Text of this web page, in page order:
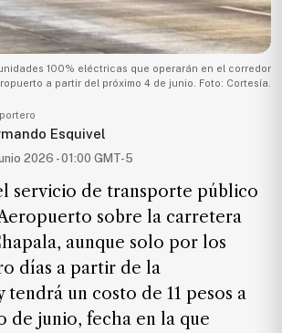
100% eléctricas que operarán en el corredor
a partir del próximo 4 de junio. Foto: Cortesía.
Esquivel
2026 - 01:00 GMT-5
servicio de transporte público
sobre la carretera
aunque solo por los
días a partir de la
tendrá un costo de 11 pesos a
de junio, fecha en la que